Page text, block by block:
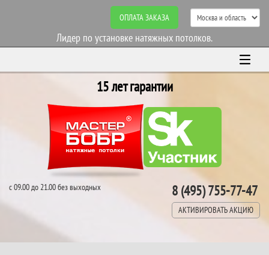
ОПЛАТА ЗАКАЗА
Лидер по установке натяжных потолков.
15 лет гарантии
с 09.00 до 21.00 без выходных 8 (495) 755-77-47
АКТИВИРОВАТЬ АКЦИЮ